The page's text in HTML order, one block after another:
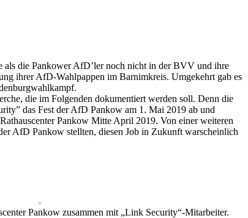
als die Pankower AfD’ler noch nicht in der BVV und ihre
ihrer AfD-Wahlpappen im Barnimkreis. Umgekehrt gab es
die im Folgenden dokumentiert werden soll. Denn die
das Fest der AfD Pankow am 1. Mai 2019 ab und
Pankow Mitte April 2019. Von einer weiteren
AfD Pankow stellten, diesen Job in Zukunft warscheinlich
Pankow zusammen mit „Link Security“-Mitarbeiter.